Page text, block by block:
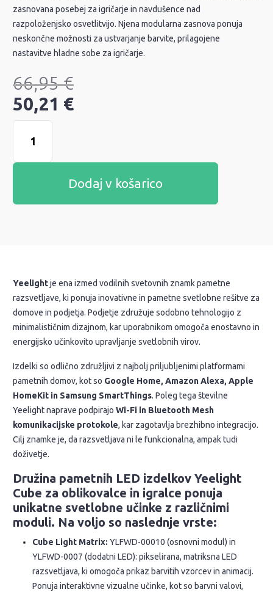
zasnovana posebej za igričarje in navdušence nad
razpoloženjsko osvetlitvijo. Njena modularna zasnova ponuja
neskončne možnosti za ustvarjanje barvite, prilagojene
nastavitve hladne sobe za igričarje.
66,95€
50,21 €
Dodaj v košarico
Yeelightje ena izmed vodilnih svetovnih znamk pametne
razsvetljave, ki ponuja inovativne in pametne svetlobne rešitve za
domove in podjetja. Podjetje združuje sodobno tehnologijo z
minimalističnim dizajnom, kar uporabnikom omogoča enostavno in
energijsko učinkovito upravljanje svetlobnih virov.
Izdelki so odlično združljivi z najbolj priljubljenimi platformami
pametnih domov, kot so Google Home, Amazon Alexa, Apple
HomeKit in Samsung SmartThings. Poleg tega številne
Yeelight naprave podpirajo Wi-Fi in Bluetooth Mesh
komunikacijske protokole, kar zagotavlja brezhibno integracijo.
Cilj znamke je, da razsvetljava ni le funkcionalna, ampak tudi
doživetje.
Družina pametnih LED izdelkov Yeelight
Cube za oblikovalce in igralce ponuja
unikatne svetlobne učinke z različnimi
moduli. Na voljo so naslednje vrste:
Cube Light Matrix: YLFWD-00010 (osnovni modul) in
YLFWD-0007 (dodatni LED): pikselirana, matriksna LED
razsvetljava, ki omogoča prikaz barvitih vzorcev in animacij.
Ponuja interaktivne vizualne učinke, kot so barvni valovi,